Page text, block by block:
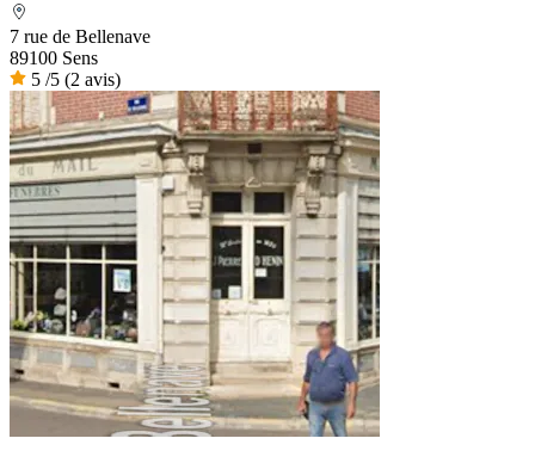
7 rue de Bellenave
89100 Sens
5 /5 (2 avis)